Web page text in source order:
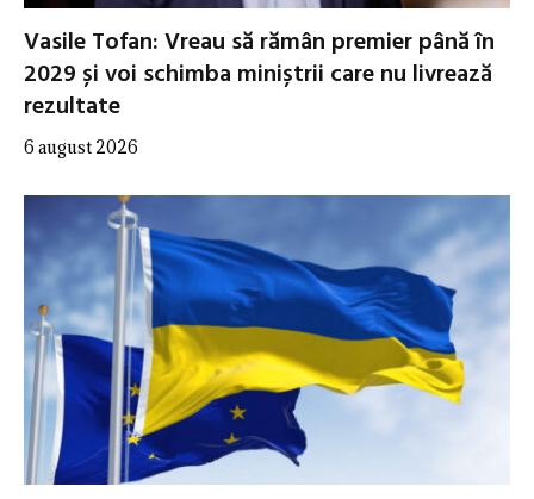
Vasile Tofan: Vreau să rămân premier până în
2029 și voi schimba miniștrii care nu livrează
rezultate
6 august 2026